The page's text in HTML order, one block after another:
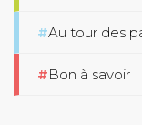
Au tour des
Bon à savoir